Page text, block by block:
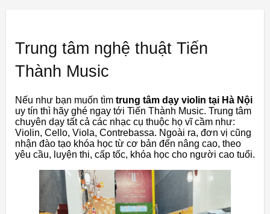
Trung tâm nghệ thuật Tiến
Thành Music
Nếu như bạn muốn tìm trung tâm dạy violin tại Hà Nội
uy tín thì hãy ghé ngay tới Tiến Thành Music. Trung tâm
chuyên dạy tất cả các nhạc cụ thuộc họ vĩ cầm như:
Violin, Cello, Viola, Contrebassa. Ngoài ra, đơn vị cũng
nhận đào tạo khóa học từ cơ bản đến nâng cao, theo
yêu cầu, luyện thi, cấp tốc, khóa học cho người cao tuổi.